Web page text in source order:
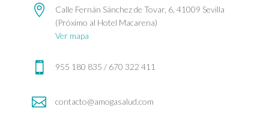

Calle Fernán Sánchez de Tovar, 6, 41009 Sevilla
(Próximo al Hotel Macarena)
Ver mapa
 955 180 835 / 670 322 411
 contacto@amogasalud.com